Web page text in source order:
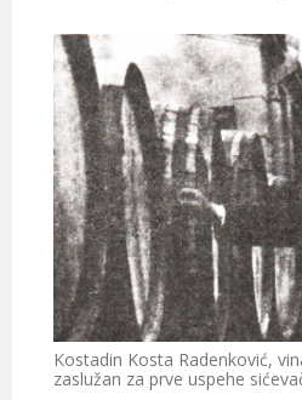
Kostadin Kosta Radenković,
zaslužan za prve uspehe